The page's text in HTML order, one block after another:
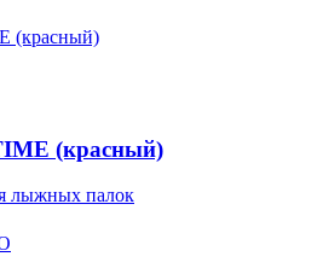
(красный)
лыжных палок